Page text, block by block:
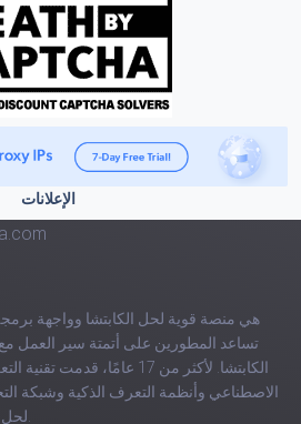
الإعلانات
تساعد المطورين على أتمتة سير العمل
الكابتشا. لأكثر من 17 عامًا،
الاصطناعي وأنظمة التعرف الذكية وشبكة